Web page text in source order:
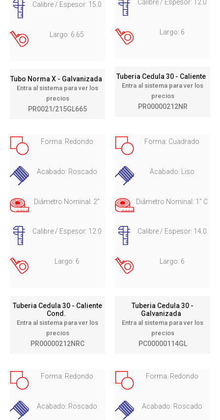
Calibre / Espesor: 15.0
Largo: 6.65
Tubo Norma X - Galvanizada
Entra al sistema para ver los
precios
PR0021/215GL665
Calibre / Espesor: 12.0
Largo: 6
Tuberia Cedula 30 - Caliente
Entra al sistema para ver los
precios
PR00000212NR
Forma: Redondo
Acabado: Roscado
Diámetro Nominal: 2"
Calibre / Espesor: 12.0
Largo: 6
Tuberia Cedula 30 - Caliente
Cond.
Entra al sistema para ver los
precios
PR00000212NRC
Forma: Cuadrado
Acabado: Liso
Diámetro Nominal: 1" C
Calibre / Espesor: 14.0
Largo: 6
Tuberia Cedula 30 -
Galvanizada
Entra al sistema para ver los
precios
PC00000114GL
Forma: Redondo
Acabado: Roscado
Forma: Redondo
Acabado: Roscado